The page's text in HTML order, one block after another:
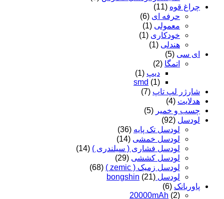
چراغ قوه (11)
حرفه ای (6)
معمولی (1)
خودکاری (1)
هندلی (1)
ای سی (5)
اتمگا (2)
دیپ (1)
smd (1)
شارژر لپ تاپ (7)
هدلایت (4)
چسب و خمیر (5)
لودسل (92)
لودسل تک پایه (36)
لودسل خمشی (14)
لودسل فشاری ( سیلندری ) (14)
لودسل کششی (29)
لودسل زمیک ( zemic )
(68)
لودسل bongshin (21)
پاوربانک (6)
20000mAh (2)